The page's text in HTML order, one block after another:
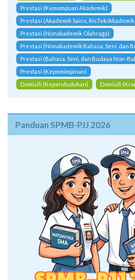
Prestasi (Kemampuan Akademik)
Prestasi (Akademik Sains, RisTek/
Prestasi (Nonakademik Olahraga)
Prestasi (Nonakademik Bahasa, Seni, dan
Prestasi (Bahasa, Seni, dan Budaya Non-
Prestasi (Kepemimpinan)
Domisili (Kependudukan)
Domisili
Panduan SPMB-PJJ 2026